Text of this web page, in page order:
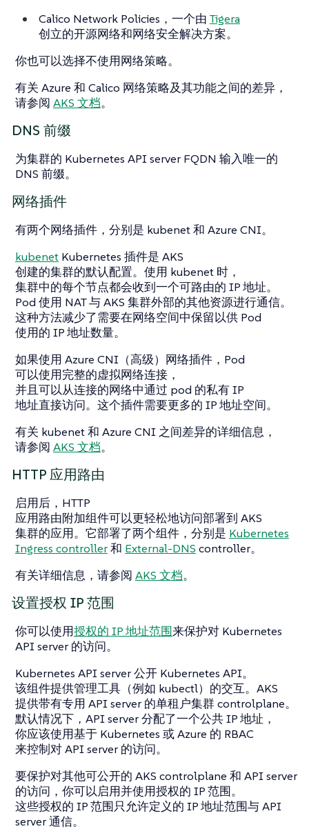
Calico Network Policies，一个由 Tigera
创立的开源网络和网络安全解决方案。
你也可以选择不使用网络策略。
有关 Azure 和 Calico 网络策略及其功能之间的差异，
请参阅 AKS 文档。
DNS 前缀
为集群的 Kubernetes API server FQDN 输入唯一的
DNS 前缀。
网络插件
有两个网络插件，分别是 kubenet 和 Azure CNI。
kubenet Kubernetes 插件是 AKS
创建的集群的默认配置。使用 kubenet 时，
集群中的每个节点都会收到一个可路由的 IP 地址。
Pod 使用 NAT 与 AKS 集群外部的其他资源进行通信。
这种方法减少了需要在网络空间中保留以供 Pod
使用的 IP 地址数量。
如果使用 Azure CNI（高级）网络插件，Pod
可以使用完整的虚拟网络连接，
并且可以从连接的网络中通过 pod 的私有 IP
地址直接访问。这个插件需要更多的 IP 地址空间。
有关 kubenet 和 Azure CNI 之间差异的详细信息，
请参阅 AKS 文档。
HTTP 应用路由
启用后，HTTP
应用路由附加组件可以更轻松地访问部署到 AKS
集群的应用。它部署了两个组件，分别是 Kubernetes
Ingress controller和 External-DNS controller。
有关详细信息，请参阅 AKS 文档。
设置授权 IP 范围
你可以使用授权的 IP 地址范围来保护对 Kubernetes
API server 的访问。
Kubernetes API server 公开 Kubernetes API。
该组件提供管理工具（例如 kubectl）的交互。AKS
提供带有专用 API server 的单租户集群 controlplane。
默认情况下，API server 分配了一个公共 IP 地址，
你应该使用基于 Kubernetes 或 Azure 的 RBAC
来控制对 API server 的访问。
要保护对其他可公开的 AKS controlplane 和 API server
的访问，你可以启用并使用授权的 IP 范围。
这些授权的 IP 范围只允许定义的 IP 地址范围与 API
server 通信。